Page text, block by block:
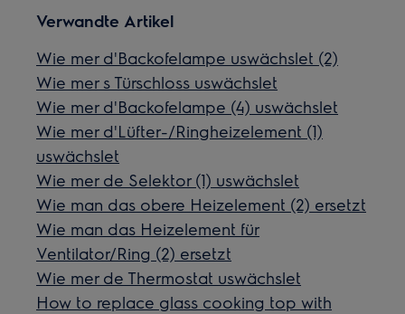
Verwandte Artikel
Wie mer d'Backofelampe uswächslet (2)
Wie mer s Türschloss uswächslet
Wie mer d'Backofelampe (4) uswächslet
Wie mer d'Lüfter-/Ringheizelement (1)
uswächslet
Wie mer de Selektor (1) uswächslet
Wie man das obere Heizelement (2) ersetzt
Wie man das Heizelement für
Ventilator/Ring (2) ersetzt
Wie mer de Thermostat uswächslet
How to replace glass cooking top with